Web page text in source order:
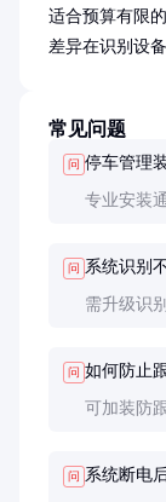
适合预算有限
差异在识别设
常见问题
问 停车管理
专业安装
问 系统识别
需升级识
问 如何防止
可加装防
问 系统断电